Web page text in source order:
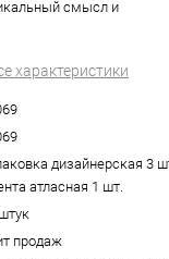
смысл и
характеристики
дизайнерская 3
атласная 1 шт.
продаж